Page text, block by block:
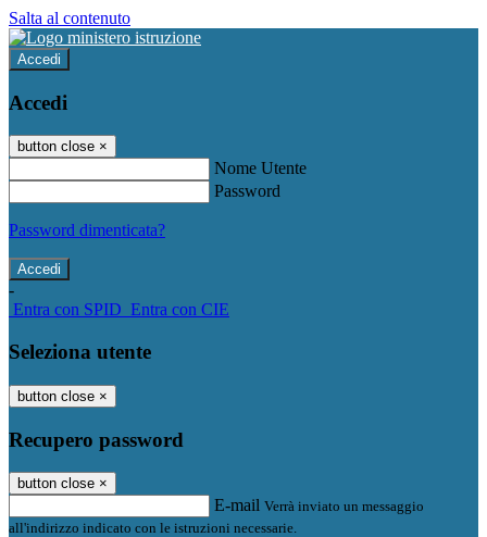
Salta al contenuto
Accedi
Accedi
button close ×
Nome Utente
Password
Password dimenticata?
-
Entra con SPID Entra con CIE
Seleziona utente
button close ×
Recupero password
button close ×
E-mail Verrà inviato un messaggio
all'indirizzo indicato con le istruzioni necessarie.